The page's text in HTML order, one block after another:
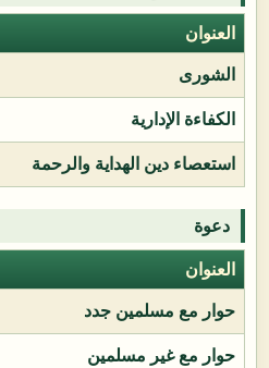
العنوان
الشورى
الكفاءة الإدارية
استعصاء دين الهداية والرحمة
دعوة
العنوان
حوار مع مسلمين جدد
حوار مع غير مسلمين